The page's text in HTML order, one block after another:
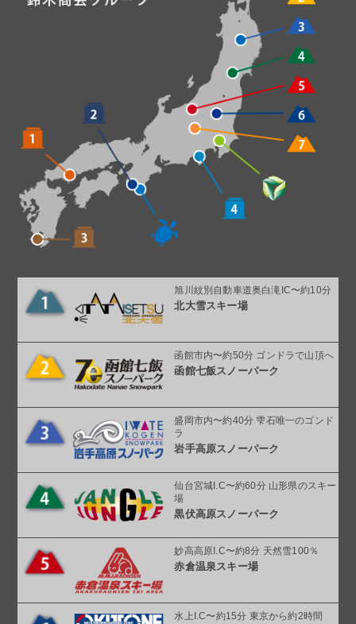
旭川紋別自動車道奥白滝IC〜約10分
北大雪スキー場
函館市内〜約50分 ゴンドラで山頂へ
函館七飯スノーパーク
盛岡市内〜約40分 雫石唯一のゴンド
ラ
岩手高原スノーパーク
仙台宮城I.C〜約60分 山形県のスキー
場
黒伏高原スノーパーク
妙高高原I.C〜約8分 天然雪100％
赤倉温泉スキー場
水上I.C〜約15分 東京から約2時間